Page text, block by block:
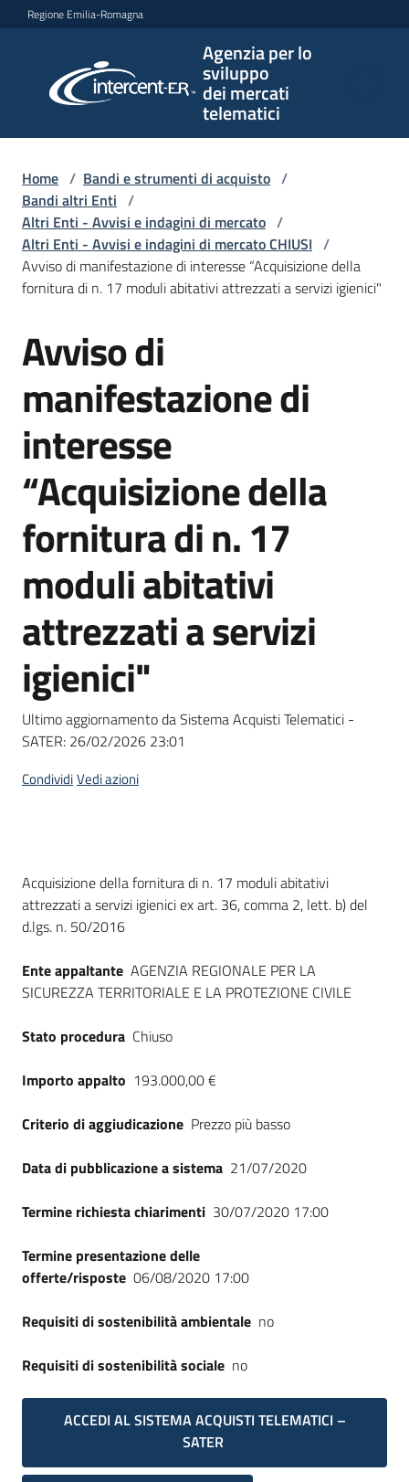
Vai al contenuto
Vai alla navigazione
Vai al footer
Regione Emilia-Romagna
Agenzia per lo
sviluppo
dei mercati
telematici
per lo
sviluppo
telematici
L'Agenzia
Bandi
e
di
Supporto
Piattaforme
telematiche
English
site
Home / Bandi e strumenti di acquisto /
Bandi altri Enti /
Altri Enti - Avvisi e indagini di mercato /
Altri Enti - Avvisi e indagini di mercato CHIUSI /
Avviso di manifestazione di interesse “Acquisizione della
fornitura di n. 17 moduli abitativi attrezzati a servizi igienici"
Salta al contenuto
Avviso di
manifestazione di
interesse
“Acquisizione della
fornitura di n. 17
moduli abitativi
attrezzati a servizi
igienici"
Ultimo aggiornamento da Sistema Acquisti Telematici -
SATER: 26/02/2026 23:01
CondividiVedi azioni
Dati del bando
Acquisizione della fornitura di n. 17 moduli abitativi
attrezzati a servizi igienici ex art. 36, comma 2, lett. b) del
d.lgs. n. 50/2016
Ente appaltante AGENZIA REGIONALE PER LA
SICUREZZA TERRITORIALE E LA PROTEZIONE CIVILE
Stato procedura Chiuso
Importo appalto 193.000,00 €
Criterio di aggiudicazione Prezzo più basso
Data di pubblicazione a sistema 21/07/2020
Termine richiesta chiarimenti 30/07/2020 17:00
Termine presentazione delle
offerte/risposte 06/08/2020 17:00
Requisiti di sostenibilità ambientale no
Requisiti di sostenibilità sociale no
ACCEDI AL SISTEMA ACQUISTI TELEMATICI –
SATER